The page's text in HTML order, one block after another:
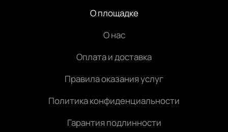
О площадке
О нас
Оплата и доставка
Правила оказания услуг
Политика конфиденциальности
Гарантия подлинности